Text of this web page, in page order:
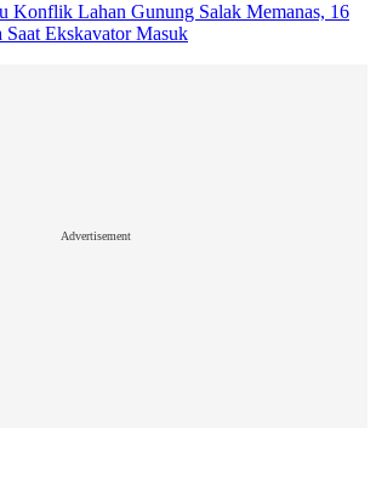
Konflik Lahan Gunung Salak Memanas, 16
Saat Ekskavator Masuk
Advertisement